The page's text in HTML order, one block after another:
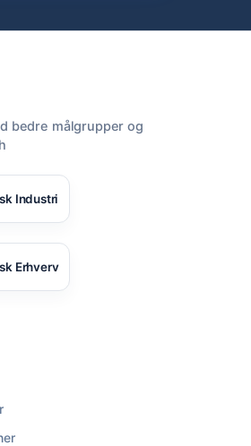
bedre målgrupper og
Industri
Erhverv